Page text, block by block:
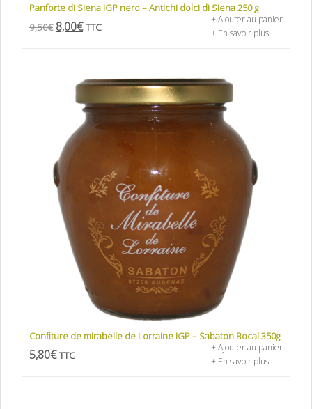
Panforte di Siena IGP nero – Antichi dolci di Siena 250 g
9,50€ 8,00€ TTC
+ Ajouter au panier
+ En savoir plus
Confiture de mirabelle de Lorraine IGP – Sabaton Bocal 350g
5,80€ TTC
+ Ajouter au panier
+ En savoir plus